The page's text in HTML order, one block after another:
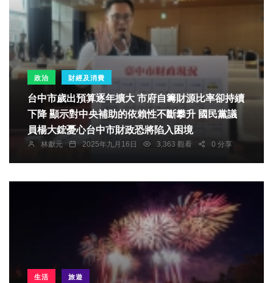
政治 財經及消費
台中市歲出預算逐年擴大 市府自籌財源比率卻持續
下降 顯示對中央補助的依賴性不斷攀升 國民黨議
員楊大鋐憂心台中市財政恐將陷入困境
林獻元 2025年九月16日 3,363 觀看 0 分享
生活 旅遊